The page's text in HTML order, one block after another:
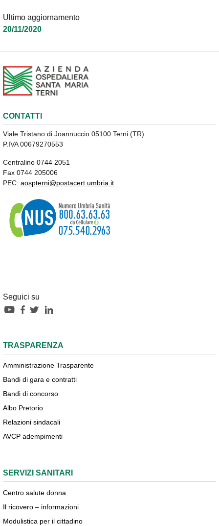
Ultimo aggiornamento
20/11/2020
CONTATTI
Viale Tristano di Joannuccio 05100 Terni (TR)
P.IVA 00679270553
Centralino 0744 2051
Fax 0744 205006
PEC: aospterni@postacert.umbria.it
Seguici su
TRASPARENZA
Amministrazione Trasparente
Bandi di gara e contratti
Bandi di concorso
Albo Pretorio
Relazioni sindacali
AVCP adempimenti
SERVIZI SANITARI
Centro salute donna
Il ricovero – informazioni
Modulistica per il cittadino